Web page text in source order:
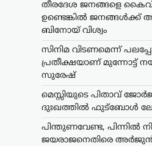
തീരദേശ ജനങ്ങളെ
ഉണ്ടെങ്കില്‍ ജനങ്ങള്‍ക്ക്
ബിനോയ് വിശ്വം
സിനിമ വിടണമെന്ന്
പ്രതീക്ഷയാണ് മുന്നോട്ട്
സുരേഷ്
മെസ്സിയുടെ പിതാവ്
ദുഃഖത്തിൽ ഫുട്ബോൾ
പിന്തുണവേണ്ട, പിന്നില്‍
ജയരാജനെതിരെ